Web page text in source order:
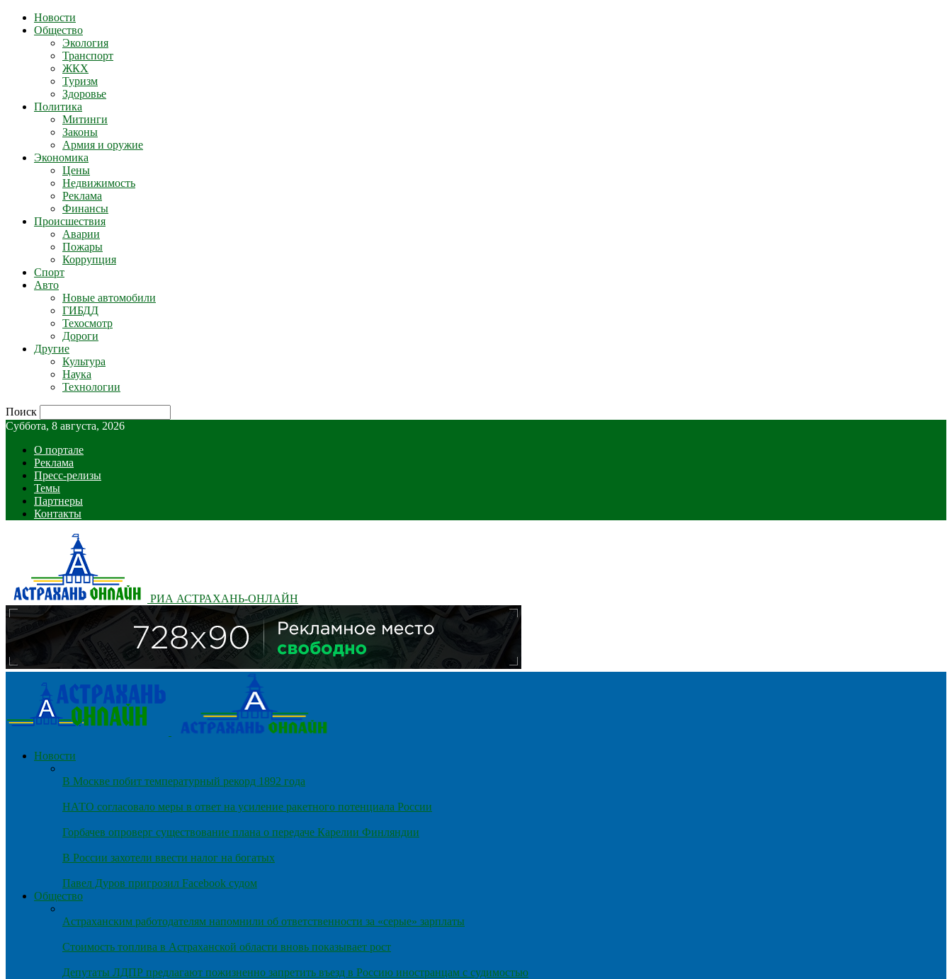
Новости
Общество
Экология
Транспорт
ЖКХ
Туризм
Здоровье
Политика
Митинги
Законы
Армия и оружие
Экономика
Цены
Недвижимость
Реклама
Финансы
Происшествия
Аварии
Пожары
Коррупция
Спорт
Авто
Новые автомобили
ГИБДД
Техосмотр
Дороги
Другие
Культура
Наука
Технологии
Поиск
Суббота, 8 августа, 2026
О портале
Реклама
Пресс-релизы
Темы
Партнеры
Контакты
РИА АСТРАХАНЬ-ОНЛАЙН
Новости
В Москве побит температурный рекорд 1892 года
НАТО согласовало меры в ответ на усиление ракетного потенциала России
Горбачев опроверг существование плана о передаче Карелии Финляндии
В России захотели ввести налог на богатых
Павел Дуров пригрозил Facebook судом
Общество
Астраханским работодателям напомнили об ответственности за «серые» зарплаты
Стоимость топлива в Астраханской области вновь показывает рост
Депутаты ЛДПР предлагают пожизненно запретить въезд в Россию иностранцам с судимостью